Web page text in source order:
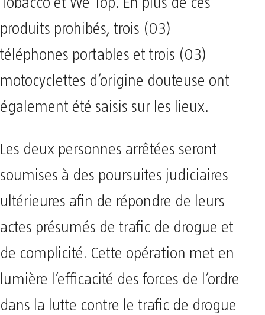
produits prohibés, trois (03)
téléphones portables et trois (03)
motocyclettes d’origine douteuse ont
également été saisis sur les lieux.
Les deux personnes arrêtées seront
soumises à des poursuites judiciaires
ultérieures afin de répondre de leurs
actes présumés de trafic de drogue et
de complicité. Cette opération met en
lumière l’efficacité des forces de l’ordre
dans la lutte contre le trafic de drogue